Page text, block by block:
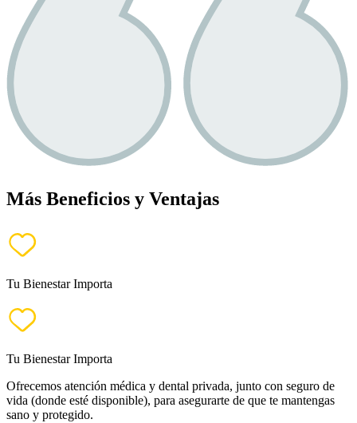
Más Beneficios y Ventajas
Tu Bienestar Importa
Tu Bienestar Importa
Ofrecemos atención médica y dental privada, junto con seguro de
vida (donde esté disponible), para asegurarte de que te mantengas
sano y protegido.